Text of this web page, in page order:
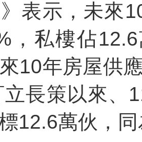
》表示，未來
，私樓佔
10年房屋供
立長策以來、
12.6萬伙，